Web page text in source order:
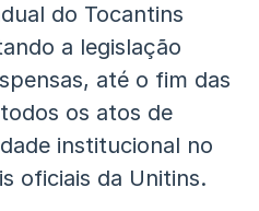
do Tocantins
a legislação
até o fim das
os atos de
institucional no
oficiais da Unitins.